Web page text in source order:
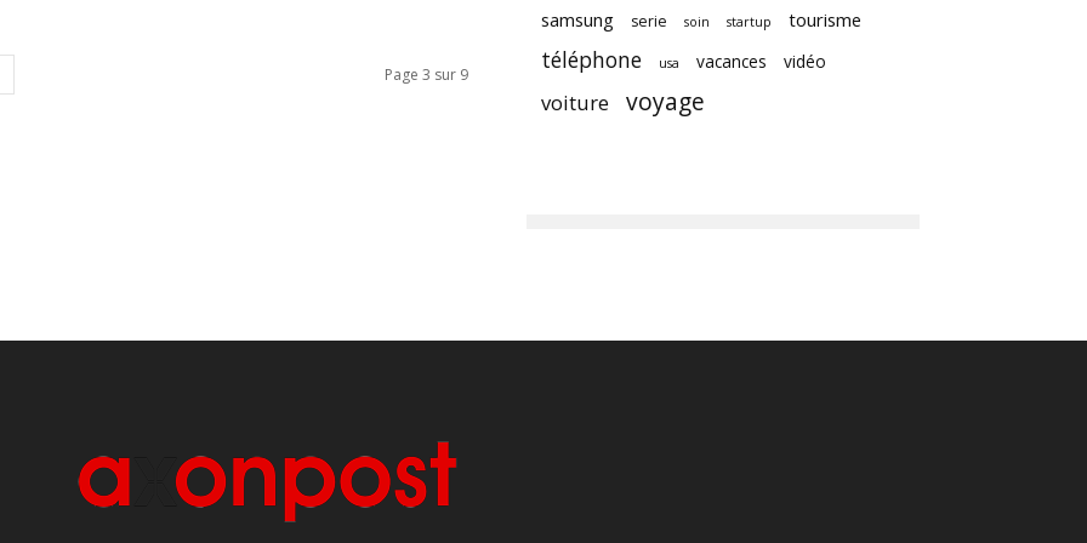
Page 3 sur 9
samsung serie soin startup tourisme
téléphone usa vacances vidéo
voiture voyage